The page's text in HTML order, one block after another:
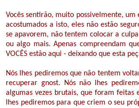
Vocês sentirão, muito possivelmente,
acostumados a isto, eles não estão
se apavorem, não tentem colocar a
ou algo mais. Apenas compreendam
VOCÊS estão aqui - deixando que esta
Nós lhes pediremos que não tentem
recuperar gnost. Nós não lhes
algumas vezes brutais, que foram feitas
lhes pediremos para que criem o seu